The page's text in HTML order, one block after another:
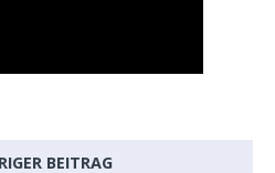
BEITRAG